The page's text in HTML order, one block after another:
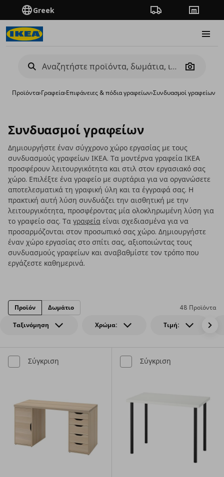
Greek Πορεία παραγγελίας
Camera
Προϊόντα›Γραφεία›Επιφάνειες & πόδια γραφείων›Συνδυασμοί γραφείων
Συνδυασμοί γραφείων
Δημιουργήστε έναν σύγχρονο χώρο εργασίας με τους
συνδυασμούς γραφείων ΙΚΕΑ. Τα μοντέρνα γραφεία ΙΚΕΑ
προσφέρουν λειτουργικότητα και στιλ στον εργασιακό σας
χώρο. Επιλέξτε ένα γραφείο με συρτάρια για να οργανώσετε
αποτελεσματικά τη γραφική ύλη και τα έγγραφά σας. Η
πρακτική αυτή λύση συνδυάζει την αισθητική με την
λειτουργικότητα, προσφέροντας μία ολοκληρωμένη λύση για
το γραφείο σας. Τα γραφεία είναι σχεδιασμένα για να
προσαρμόζονται στον προσωπικό σας χώρο. Δημιουργήστε
έναν χώρο εργασίας στο σπίτι σας, αξιοποιώντας τους
συνδυασμούς γραφείων και αναβαθμίστε τον τρόπο που
εργάζεστε καθημερινά.
Ταξινόμηση Χρώμα: Τιμή:
48 Προϊόντα
Προϊόν Δωμάτιο
Σύγκριση Σύγκριση